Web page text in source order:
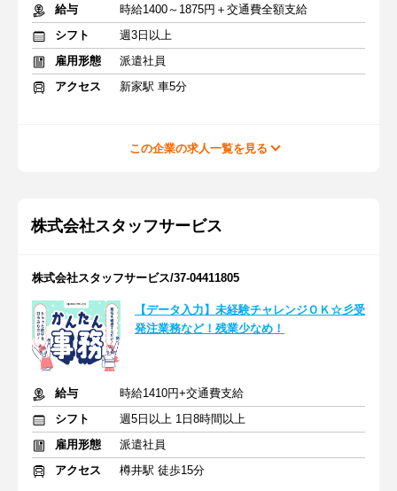
給与
時給1400～1875円＋交通費全額支給
シフト
週3日以上
雇用形態
派遣社員
アクセス
新家駅 車5分
この企業の求人一覧を見る
株式会社スタッフサービス
株式会社スタッフサービス/37-04411805
【データ入力】未経験チャレンジＯＫ☆彡受
発注業務など！残業少なめ！
給与
時給1410円+交通費支給
シフト
週5日以上 1日8時間以上
雇用形態
派遣社員
アクセス
樽井駅 徒歩15分